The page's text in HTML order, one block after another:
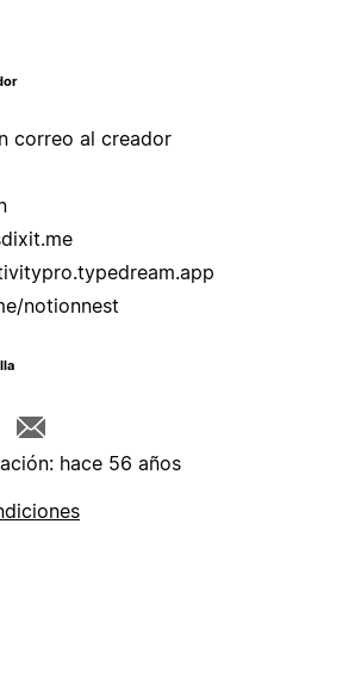
correo al creador
notionnest
hace 56 años